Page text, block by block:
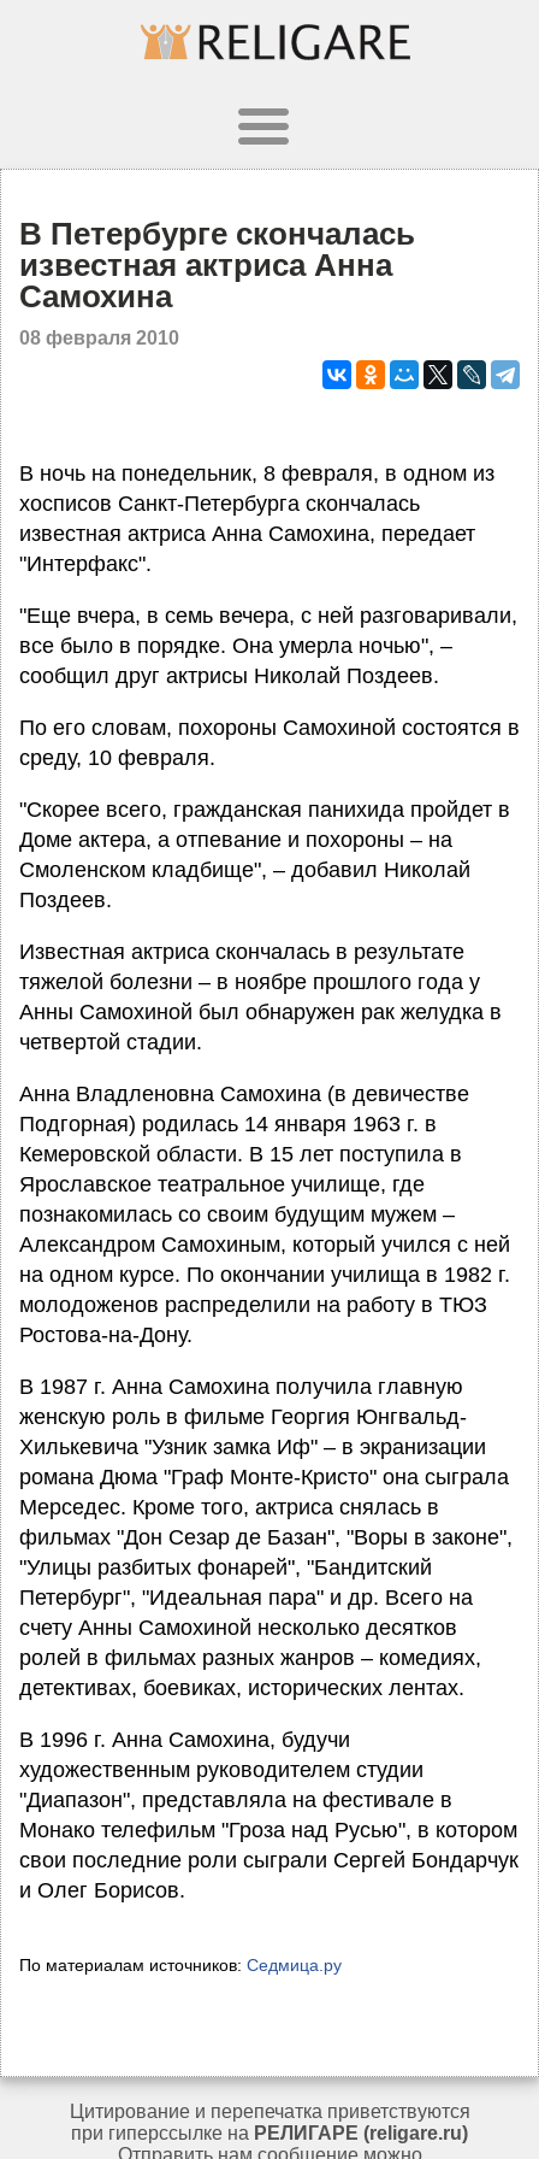
В Петербурге скончалась
известная актриса Анна
Самохина
08 февраля 2010
В ночь на понедельник, 8 февраля, в одном из
хосписов Санкт-Петербурга скончалась
известная актриса Анна Самохина, передает
"Интерфакс".
"Еще вчера, в семь вечера, с ней разговаривали,
все было в порядке. Она умерла ночью", –
сообщил друг актрисы Николай Поздеев.
По его словам, похороны Самохиной состоятся в
среду, 10 февраля.
"Скорее всего, гражданская панихида пройдет в
Доме актера, а отпевание и похороны – на
Смоленском кладбище", – добавил Николай
Поздеев.
Известная актриса скончалась в результате
тяжелой болезни – в ноябре прошлого года у
Анны Самохиной был обнаружен рак желудка в
четвертой стадии.
Анна Владленовна Самохина (в девичестве
Подгорная) родилась 14 января 1963 г. в
Кемеровской области. В 15 лет поступила в
Ярославское театральное училище, где
познакомилась со своим будущим мужем –
Александром Самохиным, который учился с ней
на одном курсе. По окончании училища в 1982 г.
молодоженов распределили на работу в ТЮЗ
Ростова-на-Дону.
В 1987 г. Анна Самохина получила главную
женскую роль в фильме Георгия Юнгвальд-
Хилькевича "Узник замка Иф" – в экранизации
романа Дюма "Граф Монте-Кристо" она сыграла
Мерседес. Кроме того, актриса снялась в
фильмах "Дон Сезар де Базан", "Воры в законе",
"Улицы разбитых фонарей", "Бандитский
Петербург", "Идеальная пара" и др. Всего на
счету Анны Самохиной несколько десятков
ролей в фильмах разных жанров – комедиях,
детективах, боевиках, исторических лентах.
В 1996 г. Анна Самохина, будучи
художественным руководителем студии
"Диапазон", представляла на фестивале в
Монако телефильм "Гроза над Русью", в котором
свои последние роли сыграли Сергей Бондарчук
и Олег Борисов.
По материалам источников: Седмица.ру
Цитирование и перепечатка приветствуются
при гиперссылке на РЕЛИГАРЕ (religare.ru)
Отправить нам сообщение можно